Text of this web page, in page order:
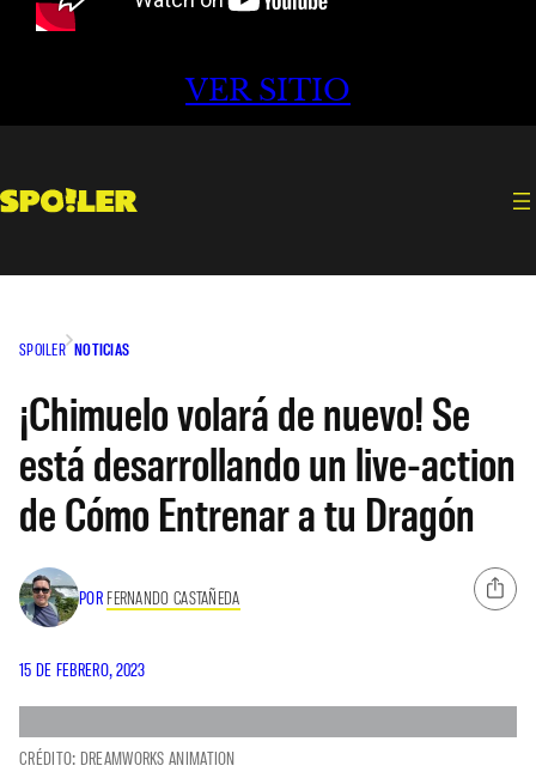
VER SITIO
SPOILER NOTICIAS
¡Chimuelo volará de nuevo! Se
está desarrollando un live-action
de Cómo Entrenar a tu Dragón
POR FERNANDO CASTAÑEDA
15 DE FEBRERO, 2023
CRÉDITO: DREAMWORKS ANIMATION